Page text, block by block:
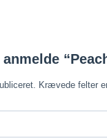
Krævede felter